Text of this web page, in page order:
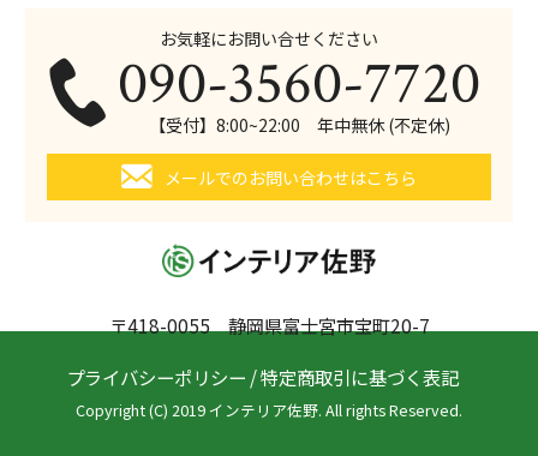
〒418-0055 静岡県富士宮市宝町20-7
お気軽にお問い合せください
090-3560-7720
【受付】8:00~22:00 年中無休 (不定休)
メールでのお問い合わせはこちら
プライバシーポリシー /特定商取引に基づく表記
Copyright (C) 2019 インテリア佐野. All rights Reserved.